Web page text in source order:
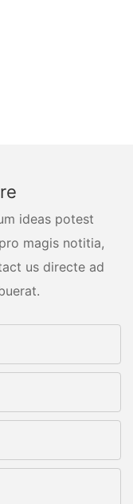
ideas potest
magis notitia,
us directe ad